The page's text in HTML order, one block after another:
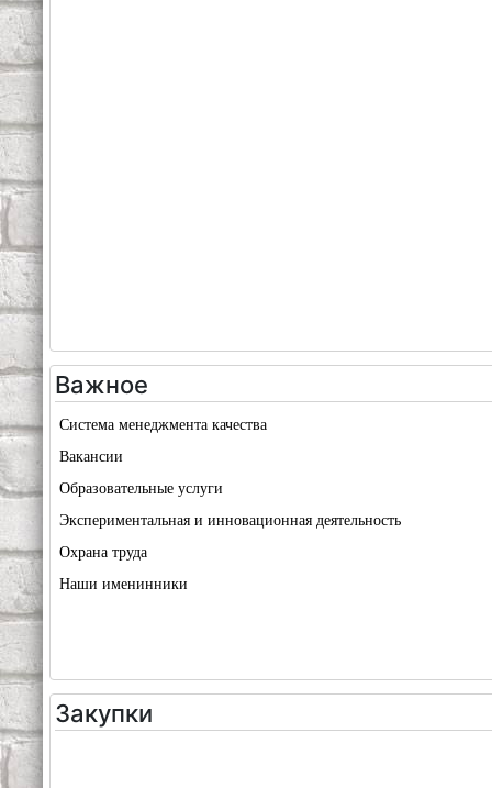
Важное
Система менеджмента качества
Вакансии
Образовательные услуги
Экспериментальная и инновационная деятельность
Охрана труда
Наши именинники
Закупки